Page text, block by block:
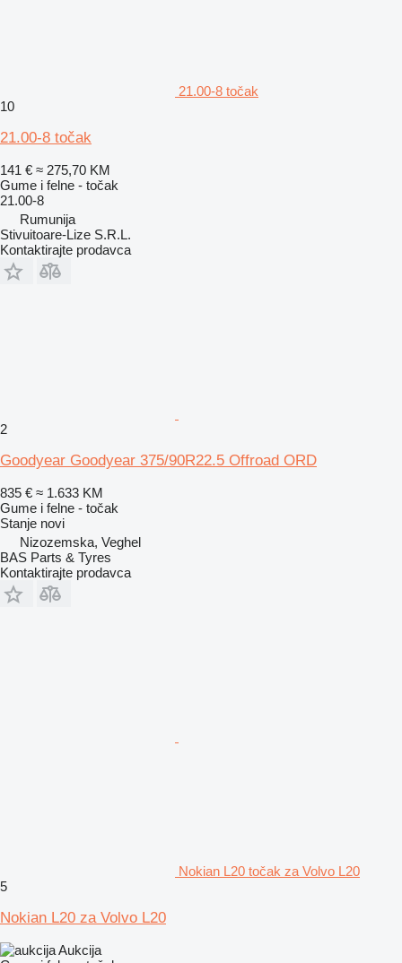
21.00-8 točak
10
21.00-8 točak
141 € ≈ 275,70 KM
Gume i felne - točak
21.00-8
Rumunija
Stivuitoare-Lize S.R.L.
Kontaktirajte prodavca
2
Goodyear Goodyear 375/90R22.5 Offroad ORD
835 € ≈ 1.633 KM
Gume i felne - točak
Stanje novi
Nizozemska, Veghel
BAS Parts & Tyres
Kontaktirajte prodavca
Nokian L20 točak za Volvo L20
5
Nokian L20 za Volvo L20
Aukcija